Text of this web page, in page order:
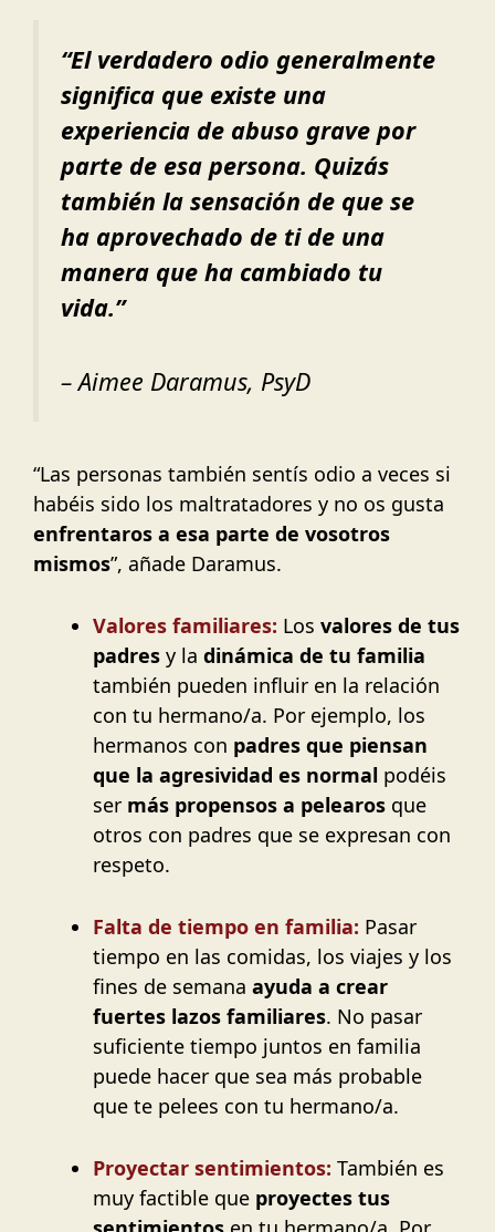
“El verdadero odio generalmente
significa que existe una
experiencia de abuso grave por
parte de esa persona. Quizás
también la sensación de que se
ha aprovechado de ti de una
manera que ha cambiado tu
vida.”
– Aimee Daramus, PsyD
“Las personas también sentís odio a veces si
habéis sido los maltratadores y no os gusta
enfrentaros a esa parte de vosotros
mismos”, añade Daramus.
Valores familiares: Los valores de tus
padres y la dinámica de tu familia
también pueden influir en la relación
con tu hermano/a. Por ejemplo, los
hermanos con padres que piensan
que la agresividad es normal podéis
ser más propensos a pelearos que
otros con padres que se expresan con
respeto.
Falta de tiempo en familia: Pasar
tiempo en las comidas, los viajes y los
fines de semana ayuda a crear
fuertes lazos familiares. No pasar
suficiente tiempo juntos en familia
puede hacer que sea más probable
que te pelees con tu hermano/a.
Proyectar sentimientos: También es
muy factible que proyectes tus